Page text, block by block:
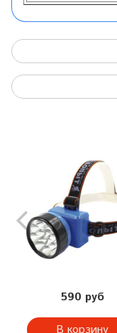
590 руб
В корзину